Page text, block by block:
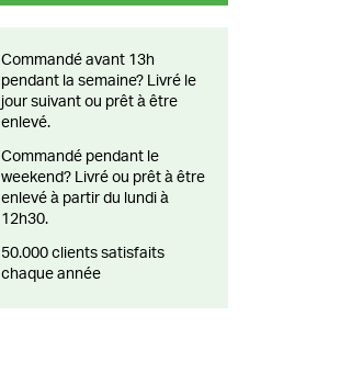
Commandé avant 13h
pendant la semaine? Livré le
jour suivant ou prêt à être
enlevé.
Commandé pendant le
weekend? Livré ou prêt à être
enlevé à partir du lundi à
12h30.
50.000 clients satisfaits
chaque année